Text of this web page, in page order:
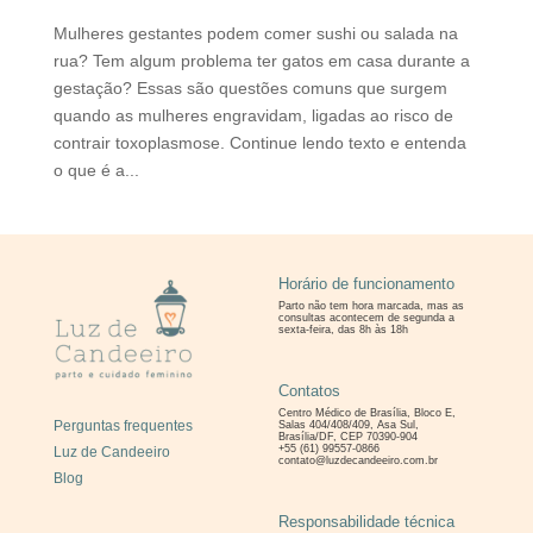
Mulheres gestantes podem comer sushi ou salada na
rua? Tem algum problema ter gatos em casa durante a
gestação? Essas são questões comuns que surgem
quando as mulheres engravidam, ligadas ao risco de
contrair toxoplasmose. Continue lendo texto e entenda
o que é a...
Perguntas frequentes
Luz de Candeeiro
Blog
Horário de funcionamento
Parto não tem hora marcada, mas as
consultas acontecem de segunda a
sexta-feira, das 8h às 18h
Contatos
Centro Médico de Brasília, Bloco E,
Salas 404/408/409, Asa Sul,
Brasília/DF, CEP 70390-904
+55 (61) 99557-0866
contato@luzdecandeeiro.com.br
Responsabilidade técnica